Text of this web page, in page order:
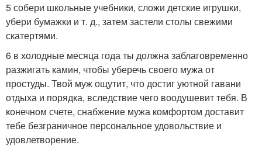
5 собери школьные учебники, сложи детские игрушки,
убери бумажки и т. д., затем застели столы свежими
скатертями.
6 в холодные месяца года ты должна заблаговременно
разжигать камин, чтобы уберечь своего мужа от
простуды. Твой муж ощутит, что достиг уютной гавани
отдыха и порядка, вследствие чего воодушевит тебя. В
конечном счете, снабжение мужа комфортом доставит
тебе безграничное персональное удовольствие и
удовлетворение.